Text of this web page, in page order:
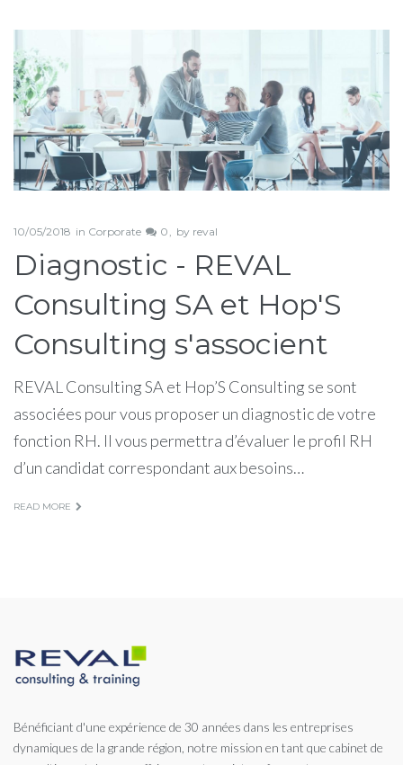
Étiquette :
reval
10/05/2018 in Corporate 0 by reval
Diagnostic - REVAL
Consulting SA et Hop'S
Consulting s'associent
REVAL Consulting SA et Hop’S Consulting se sont
associées pour vous proposer un diagnostic de votre
fonction RH. Il vous permettra d’évaluer le profil RH
d’un candidat correspondant aux besoins…
READ MORE
Bénéficiant d'une expérience de 30 années dans les entreprises
dynamiques de la grande région, notre mission en tant que cabinet de